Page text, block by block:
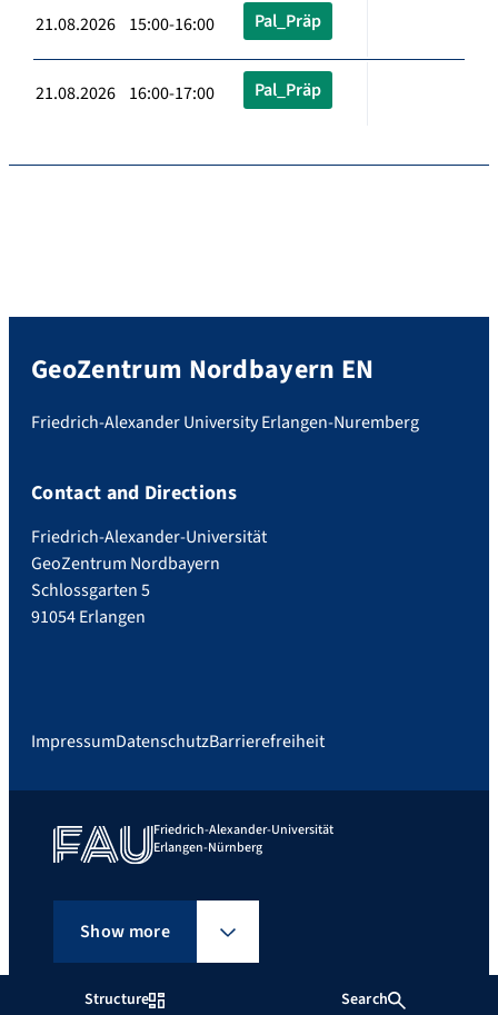
Structure Search
21.08.2026 15:00-16:00 Pal_Präp
21.08.2026 16:00-17:00 Pal_Präp
GeoZentrum Nordbayern EN
Friedrich-Alexander University Erlangen-Nuremberg
Contact and Directions
Friedrich-Alexander-Universität
GeoZentrum Nordbayern
Schlossgarten 5
91054 Erlangen
ImpressumDatenschutzBarrierefreiheit
Friedrich-Alexander-Universität
Erlangen-Nürnberg
Show more